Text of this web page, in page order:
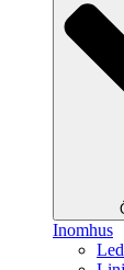
Inomhus